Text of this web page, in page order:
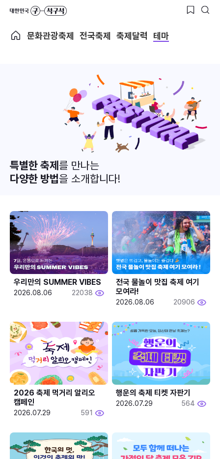
문화관광축제 전국축제 축제달력 테마
특별한 축제를 만나는
다양한 방법을 소개합니다!
우리만의 SUMMER VIBES
2026.08.06 22038
전국 물놀이 맛집 축제 여기
모여라!
2026.08.06 20906
2026 축제 먹거리 알리오
캠페인
2026.07.29 591
행운의 축제 티켓 자판기
2026.07.29 564